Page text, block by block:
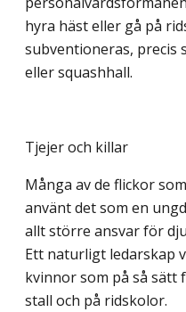
hyra häst eller gå på
subventioneras, precis
eller squashhall.
Tjejer och killar
Många av de flickor
använt det som en
allt större ansvar för
Ett naturligt ledarskap
kvinnor som på så sätt
stall och på ridskolor.